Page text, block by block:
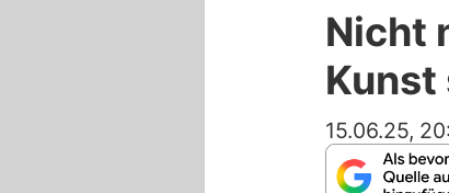
Nicht
15.06.25,